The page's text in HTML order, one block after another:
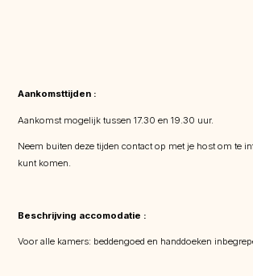
Aankomsttijden :
Aankomst mogelijk tussen 17.30 en 19.30 uur.
Neem buiten deze tijden contact op met je host om te
kunt komen.
Beschrijving accomodatie :
Voor alle kamers: beddengoed en handdoeken